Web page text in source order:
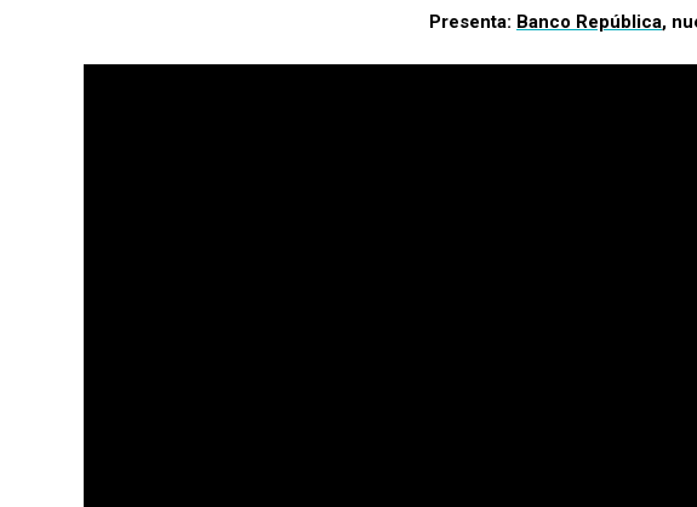
Presenta: Banco República,